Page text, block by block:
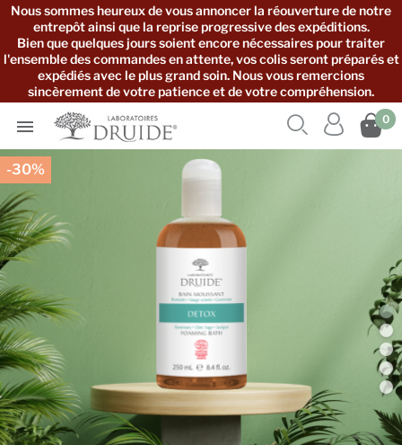
Nous sommes heureux de vous annoncer la réouverture de notre
entrepôt ainsi que la reprise progressive des expéditions.
Bien que quelques jours soient encore nécessaires pour traiter
l'ensemble des commandes en attente, vos colis seront préparés et
expédiés avec le plus grand soin. Nous vous remercions
sincèrement de votre patience et de votre compréhension.
 0


-30%